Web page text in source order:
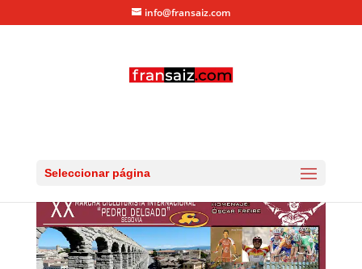
info@fransaiz.com
Seleccionar página